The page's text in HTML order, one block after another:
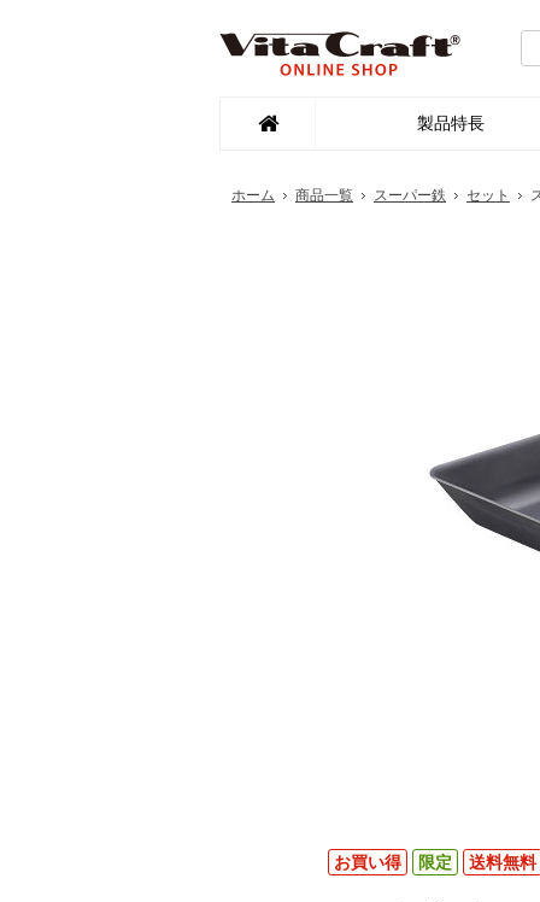
製品特長
ホーム 商品一覧 スーパー鉄 セット
お買い得 限定 送料無料